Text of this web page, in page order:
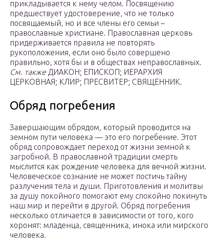
прикладывается к нему челом. Посвящению
предшествует удостоверение, что не только
посвящаемый, но и все члены его семьи –
православные христиане. Православная церковь
придерживается правила не повторять
рукоположения, если оно было совершено
правильно, хотя бы и в обществах неправославных.
См. такжеДИАКОН; ЕПИСКОП; ИЕРАРХИЯ
ЦЕРКОВНАЯ; КЛИР; ПРЕСВИТЕР; СВЯЩЕННИК.
Обряд погребения
Завершающим обрядом, который проводится на
земном пути человека — это его погребение. Этот
обряд сопровождает переход от жизни земной к
загробной. В православной традиции смерть
мыслится как рождение человека для вечной жизни.
Человеческое сознание не может постичь тайну
разлучения тела и души. Приготовления и молитвы
за душу покойного помогают ему спокойно покинуть
наш мир и перейти в другой. Обряд погребения
несколько отличается в зависимости от того, кого
хоронят: младенца, священника, инока или мирского
человека.